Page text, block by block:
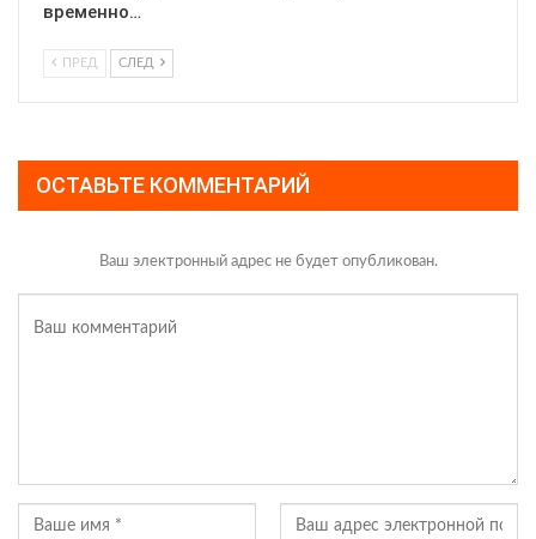
временно…
ПРЕД СЛЕД
ОСТАВЬТЕ КОММЕНТАРИЙ
Ваш электронный адрес не будет опубликован.